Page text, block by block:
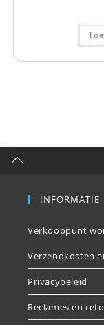
INFORMATIE
Verkooppunt
Verzendkosten
Privacybeleid
Reclames en